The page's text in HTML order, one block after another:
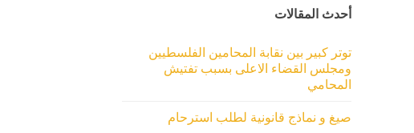
أحدث المقالات
توتر كبير بين نقابة المحامين الفلسطيين
ومجلس القضاء الاعلى بسبب تفتيش
المحامي
صيغ و نماذج قانونية لطلب استرحام